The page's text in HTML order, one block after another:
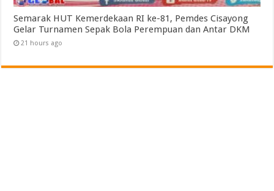
Semarak HUT Kemerdekaan RI ke-81, Pemdes Cisayong
Gelar Turnamen Sepak Bola Perempuan dan Antar DKM
21 hours ago